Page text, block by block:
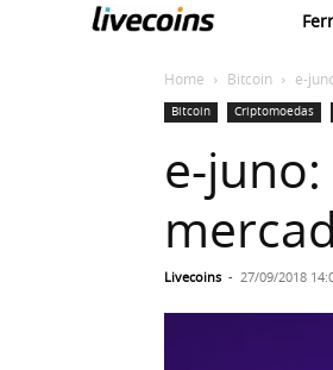
Home Bitcoin e-
Bitcoin Criptomoedas
e-
Livecoins - 27/09/2018